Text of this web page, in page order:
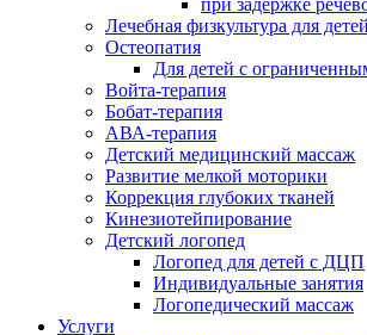
при задержке
Лечебная физкультура для детей
Остеопатия
Для детей с
Войта-терапия
Бобат-терапия
АВА-терапия
Детский медицинский массаж
Развитие мелкой моторики
Коррекция глубоких тканей
Кинезиотейпирование
Детский логопед
Логопед для детей с ДЦП
Индивидуальные занятия
Логопедический массаж
Услуги